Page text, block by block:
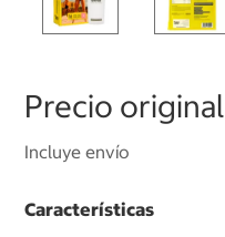
Precio original
Incluye envío
Características